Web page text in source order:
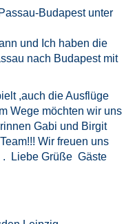
Budapest unter
und Ich haben die
nach Budapest mit
,auch die Ausflüge
Wege möchten wir uns
Gabi und Birgit
Wir freuen uns
. Liebe Grüße Gäste